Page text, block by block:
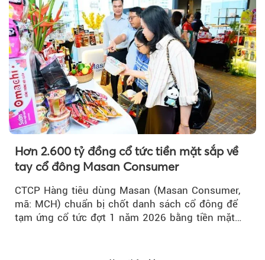
Hơn 2.600 tỷ đồng cổ tức tiền mặt sắp về
tay cổ đông Masan Consumer
CTCP Hàng tiêu dùng Masan (Masan Consumer,
mã: MCH) chuẩn bị chốt danh sách cổ đông để
tạm ứng cổ tức đợt 1 năm 2026 bằng tiền mặt